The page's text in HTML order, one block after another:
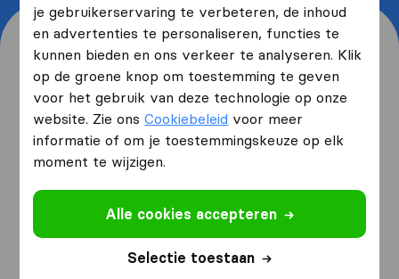
je gebruikerservaring te verbeteren, de inhoud
en advertenties te personaliseren, functies te
kunnen bieden en ons verkeer te analyseren. Klik
op de groene knop om toestemming te geven
voor het gebruik van deze technologie op onze
website. Zie onsCookiebeleid voor meer
informatie of om je toestemmingskeuze op elk
moment te wijzigen.
Alle cookies accepteren
Selectie toestaan
Waar woon je nu en waar
verhuis je naartoe?
Ik ga verhuizenvan